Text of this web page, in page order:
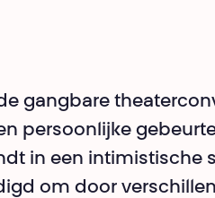
gangbare
persoonlijke
in een intimistische
om door